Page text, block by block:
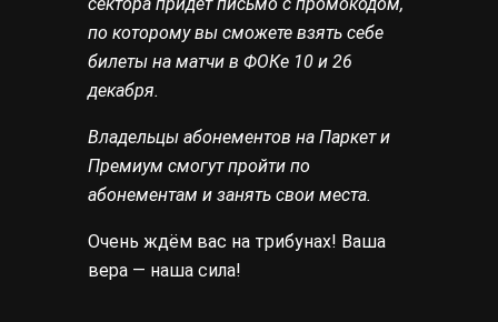
по которому вы сможете взять себе
билеты на матчи в ФОКе 10 и 26
декабря.
Владельцы абонементов на Паркет и
Премиум смогут пройти по
абонементам и занять свои места.
Очень ждём вас на трибунах! Ваша
вера — наша сила!